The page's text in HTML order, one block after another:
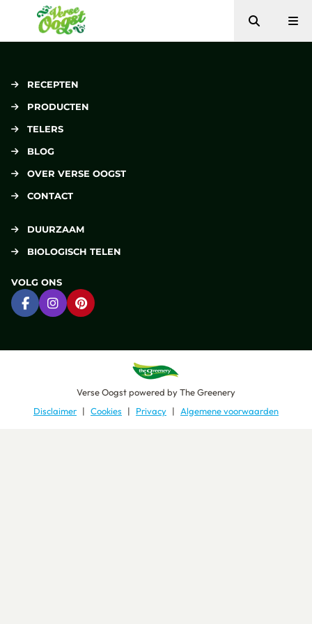
Verse Oogst
Zoeken
RECEPTEN
PRODUCTEN
TELERS
BLOG
OVER VERSE OOGST
CONTACT
DUURZAAM
BIOLOGISCH TELEN
VOLG ONS
Ga naar Facebook
Ga naar Instagram
Ga naar Pinterest
Verse Oogstpowered byThe Greenery
Disclaimer
Cookies Privacy Algemene voorwaarden